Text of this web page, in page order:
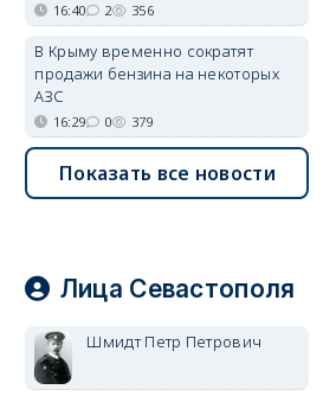
16:40 2 356
В Крыму временно сократят
продажи бензина на некоторых
АЗС
16:29 0 379
Показать все новости
Лица Севастополя
Шмидт Петр Петрович